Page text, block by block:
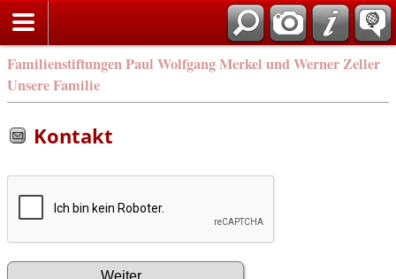
Familienstiftungen Paul Wolfgang Merkel und Werner Zeller
Unsere Familie
Kontakt